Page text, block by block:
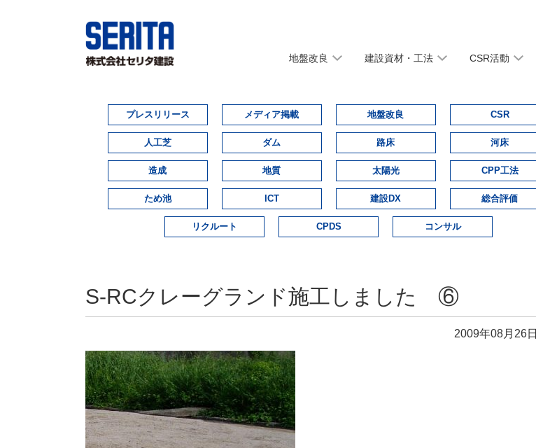
地盤改良 建設資材・工法 CSR活動
プレスリリース メディア掲載 地盤改良 CSR
人工芝 ダム 路床 河床
造成 地質 太陽光 CPP工法
ため池 ICT 建設DX 総合評価
リクルート CPDS コンサル
S-RCクレーグランド施工しました ⑥
2009年08月26日